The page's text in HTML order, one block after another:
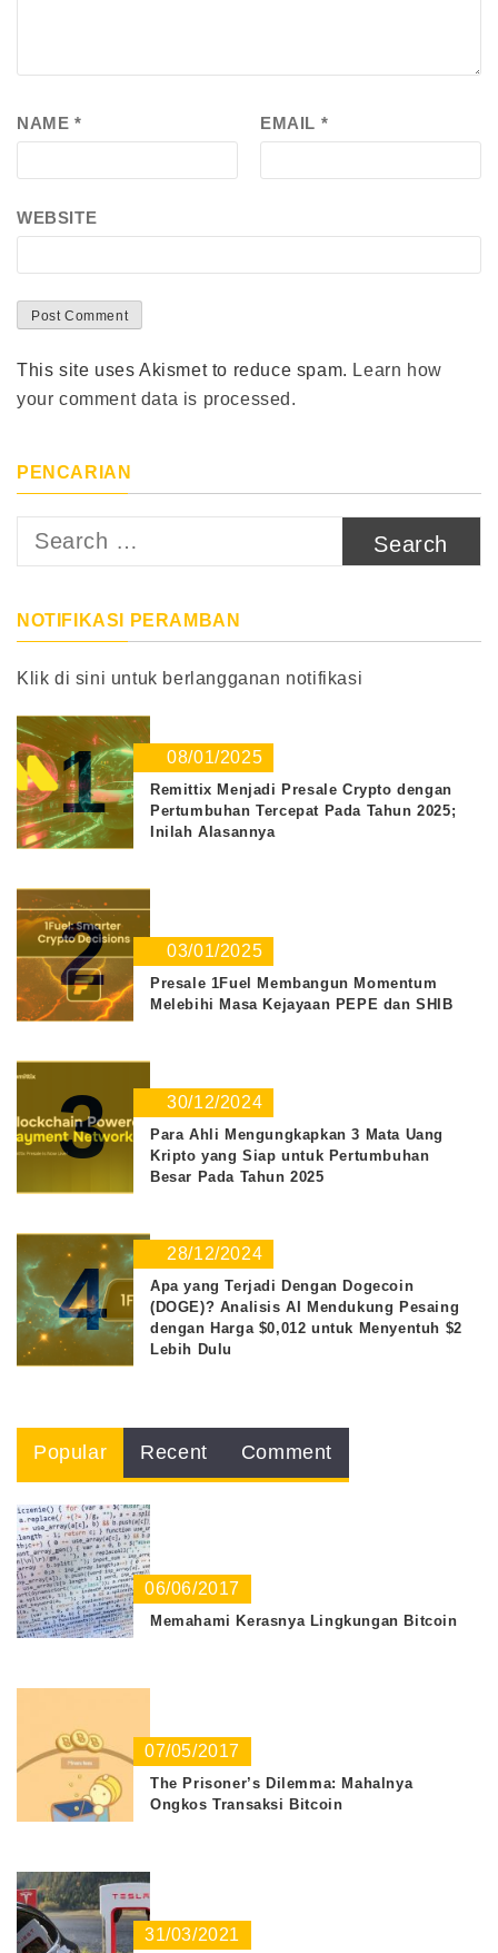
NAME * EMAIL *
WEBSITE
This site uses Akismet to reduce spam. Learn how
your comment data is processed.
PENCARIAN
Search
NOTIFIKASI PERAMBAN
Klik di sini untuk berlangganan notifikasi
1 08/01/2025
Remittix Menjadi Presale Crypto dengan
Pertumbuhan Tercepat Pada Tahun 2025;
Inilah Alasannya
2 03/01/2025
Presale 1Fuel Membangun Momentum
Melebihi Masa Kejayaan PEPE dan SHIB
3 30/12/2024
Para Ahli Mengungkapkan 3 Mata Uang
Kripto yang Siap untuk Pertumbuhan
Besar Pada Tahun 2025
4 28/12/2024
Apa yang Terjadi Dengan Dogecoin
(DOGE)? Analisis AI Mendukung Pesaing
dengan Harga $0,012 untuk Menyentuh $2
Lebih Dulu
Popular Recent Comment
06/06/2017
Memahami Kerasnya Lingkungan Bitcoin
07/05/2017
The Prisoner’s Dilemma: Mahalnya
Ongkos Transaksi Bitcoin
31/03/2021